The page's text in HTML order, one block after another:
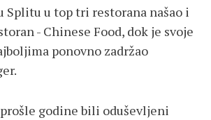
Splitu u top tri restorana našao i
- Chinese Food, dok je svoje
ponovno zadržao
godine bili oduševljeni